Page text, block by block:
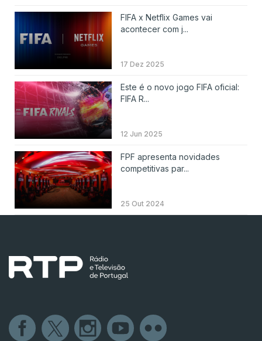
FIFA x Netflix Games vai
acontecer com j...
17 Dez 2025
Este é o novo jogo FIFA oficial:
FIFA R...
12 Jun 2025
FPF apresenta novidades
competitivas par...
25 Out 2024